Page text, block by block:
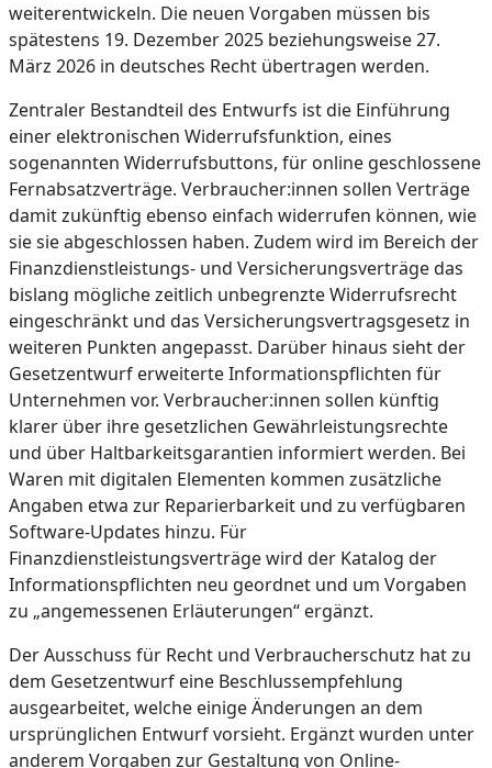
weiterentwickeln. Die neuen Vorgaben müssen bis
spätestens 19. Dezember 2025 beziehungsweise 27.
März 2026 in deutsches Recht übertragen werden.
Zentraler Bestandteil des Entwurfs ist die Einführung
einer elektronischen Widerrufsfunktion, eines
sogenannten Widerrufsbuttons, für online geschlossene
Fernabsatzverträge. Verbraucher:innen sollen Verträge
damit zukünftig ebenso einfach widerrufen können, wie
sie sie abgeschlossen haben. Zudem wird im Bereich der
Finanzdienstleistungs- und Versicherungsverträge das
bislang mögliche zeitlich unbegrenzte Widerrufsrecht
eingeschränkt und das Versicherungsvertragsgesetz in
weiteren Punkten angepasst. Darüber hinaus sieht der
Gesetzentwurf erweiterte Informationspflichten für
Unternehmen vor. Verbraucher:innen sollen künftig
klarer über ihre gesetzlichen Gewährleistungsrechte
und über Haltbarkeitsgarantien informiert werden. Bei
Waren mit digitalen Elementen kommen zusätzliche
Angaben etwa zur Reparierbarkeit und zu verfügbaren
Software-Updates hinzu. Für
Finanzdienstleistungsverträge wird der Katalog der
Informationspflichten neu geordnet und um Vorgaben
zu „angemessenen Erläuterungen“ ergänzt.
Der Ausschuss für Recht und Verbraucherschutz hat zu
dem Gesetzentwurf eine Beschlussempfehlung
ausgearbeitet, welche einige Änderungen an dem
ursprünglichen Entwurf vorsieht. Ergänzt wurden unter
anderem Vorgaben zur Gestaltung von Online-